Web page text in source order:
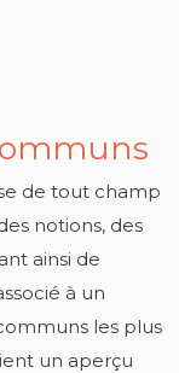
de tout champ
notions, des
ainsi de
à un
les plus
un aperçu